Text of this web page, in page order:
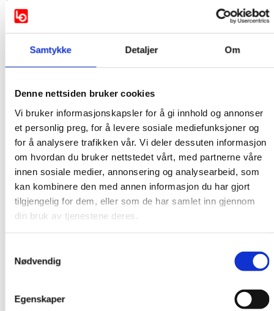
Samtykke Detaljer Om
Denne nettsiden bruker cookies
Vi bruker informasjonskapsler for å gi innhold og annonser
et personlig preg, for å levere sosiale mediefunksjoner og
for å analysere trafikken vår. Vi deler dessuten informasjon
om hvordan du bruker nettstedet vårt, med partnerne våre
innen sosiale medier, annonsering og analysearbeid, som
kan kombinere den med annen informasjon du har gjort
tilgjengelig for dem, eller som de har samlet inn gjennom
din bruk av tjenestene deres.
Nødvendig
Egenskaper
Blant helsefagarbeidere er det ikke uvanlig at man har
en stilling på 70-80 prosent.
– Tar vi dette som utgangspunkt, så har en kun råd til en
brøkdel av boligene som selges i de store byene og
områdene rundt.
En helsefagarbeider med en stillingsprosent på 75
prosent har ikke en gang mulighet til å kjøpe 1/3 av
boligene i de minst sentrale kommunene i Norge.
– Når arbeidsfolk ikke har råd til å bo der arbeidskraften
trengs, vil det ikke bare ramme den enkelte, men også
tjenestene de skal yte i det private og i det offentlige,
sier Sæther.
FAKTAFLAK LOS BOLIGINDEKS